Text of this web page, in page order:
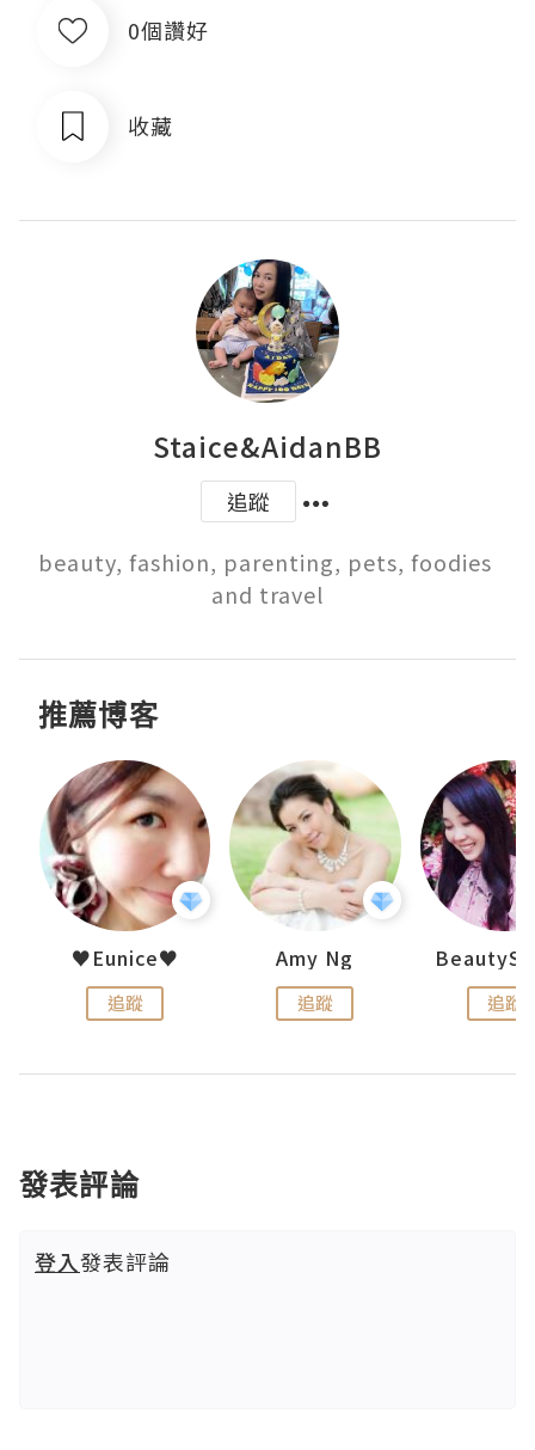
0個讚好
收藏
Staice&AidanBB
追蹤
beauty, fashion, parenting, pets, foodies
and travel
推薦博客
♥Eunice♥
追蹤
Amy Ng
追蹤 追蹤
發表評論
登入發表評論